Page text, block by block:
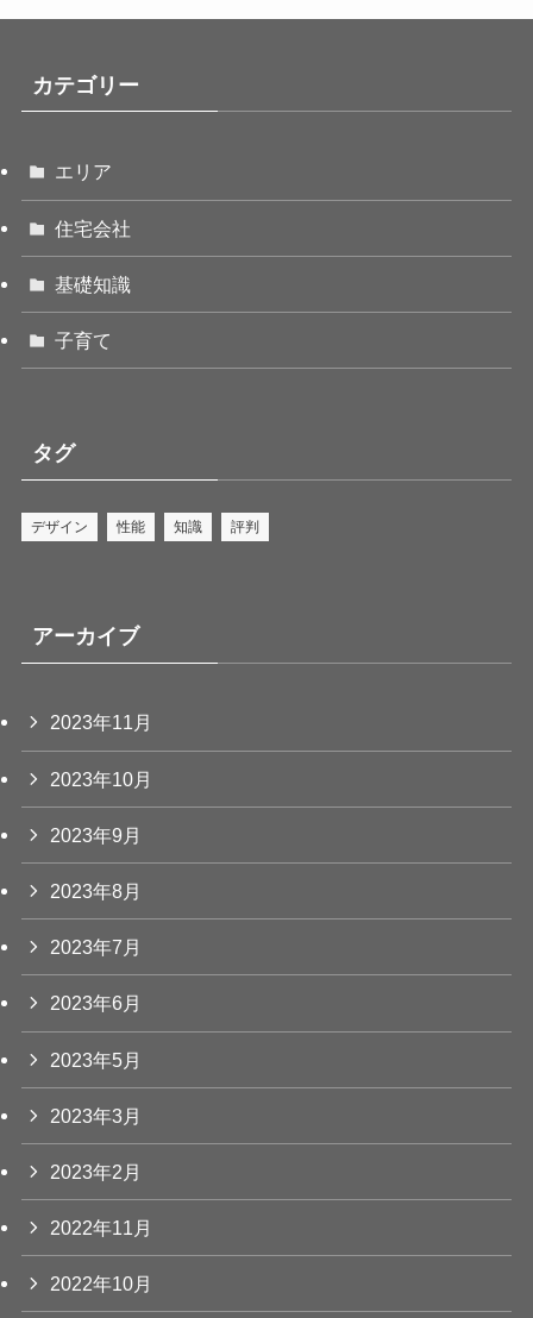
カテゴリー
エリア
住宅会社
基礎知識
子育て
タグ
デザイン 性能 知識 評判
アーカイブ
2023年11月
2023年10月
2023年9月
2023年8月
2023年7月
2023年6月
2023年5月
2023年3月
2023年2月
2022年11月
2022年10月